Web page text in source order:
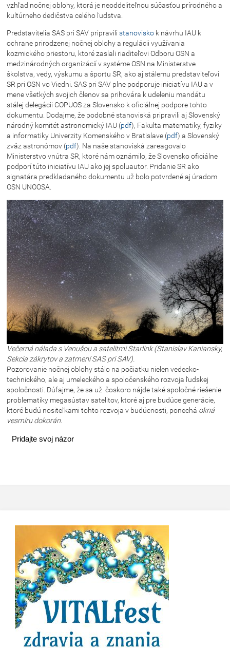
vzhľad nočnej oblohy, ktorá je neoddeliteľnou súčasťou prírodného a
kultúrneho dedičstva celého ľudstva.
Predstavitelia SAS pri SAV pripravilistanovisko k návrhu IAU k
ochrane prirodzenej nočnej oblohy a regulácii využívania
kozmického priestoru, ktoré zaslali riaditeľovi Odboru OSN a
medzinárodných organizácií v systéme OSN na Ministerstve
školstva, vedy, výskumu a športu SR, ako aj stálemu predstaviteľovi
SR pri OSN vo Viedni. SAS pri SAV plne podporuje iniciatívu IAU a v
mene všetkých svojich členov sa prihovára k udeleniu mandátu
stálej delegácii COPUOS za Slovensko k oficiálnej podpore tohto
dokumentu. Dodajme, že podobné stanoviská pripravili aj Slovenský
národný komitét astronomický IAU (pdf), Fakulta matematiky, fyziky
a informatiky Univerzity Komenského v Bratislave (pdf) a Slovenský
zväz astronómov (pdf). Na naše stanoviská zareagovalo
Ministerstvo vnútra SR, ktoré nám oznámilo, že Slovensko oficiálne
podporí túto iniciatívu IAU ako jej spoluautor. Pridanie SR ako
signatára predkladaného dokumentu už bolo potvrdené aj úradom
OSN UNOOSA.
Večerná nálada s Venušou a satelitmiStarlink(Stanislav Kaniansky,
Sekcia zákrytov a zatmení SAS pri SAV).
Pozorovanie nočnej oblohy stálo na počiatku nielen vedecko-
technického, ale aj umeleckého a spoločenského rozvoja ľudskej
spoločnosti. Dúfajme, že sa už čoskoro nájde také spoločné riešenie
problematiky megasústav satelitov, ktoré aj pre budúce generácie,
ktoré budú nositeľkami tohto rozvoja v budúcnosti, ponechá okná
vesmíru dokorán.
Pridajte svoj názor